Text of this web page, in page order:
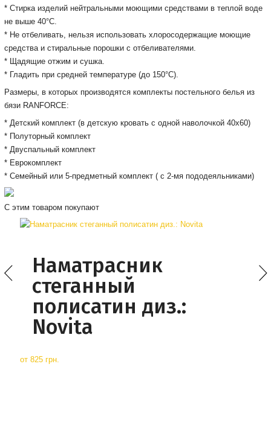
* Cтирка изделий нейтральными моющими средствами в теплой воде
не выше 40°С.
* Не отбеливать, нельзя использовать хлоросодержащие моющие
средства и стиральные порошки с отбеливателями.
* Щадящие отжим и сушка.
* Гладить при средней температуре (до 150°С).
Размеры, в которых производятся комплекты постельного белья из
бязи RANFORCE:
* Детский комплект (в детскую кровать с одной наволочкой 40х60)
* Полуторный комплект
* Двуспальный комплект
* Еврокомплект
* Семейный или 5-предметный комплект ( с 2-мя пододеяльниками)
С этим товаром покупают
Наматрасник
стеганный
полисатин диз.:
Novita
от 825 грн.